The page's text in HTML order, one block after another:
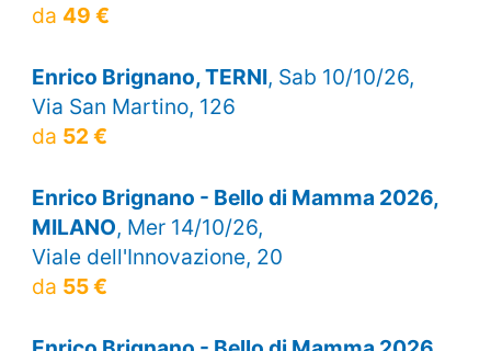
da 49 €
Enrico Brignano, TERNI, Sab 10/10/26,
Via San Martino, 126
da 52 €
Enrico Brignano - Bello di Mamma 2026,
MILANO, Mer 14/10/26,
Viale dell'Innovazione, 20
da 55 €